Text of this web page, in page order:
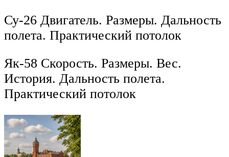
Су-26 Двигатель. Размеры. Дальность
полета. Практический потолок
Як-58 Скорость. Размеры. Вес.
История. Дальность полета.
Практический потолок